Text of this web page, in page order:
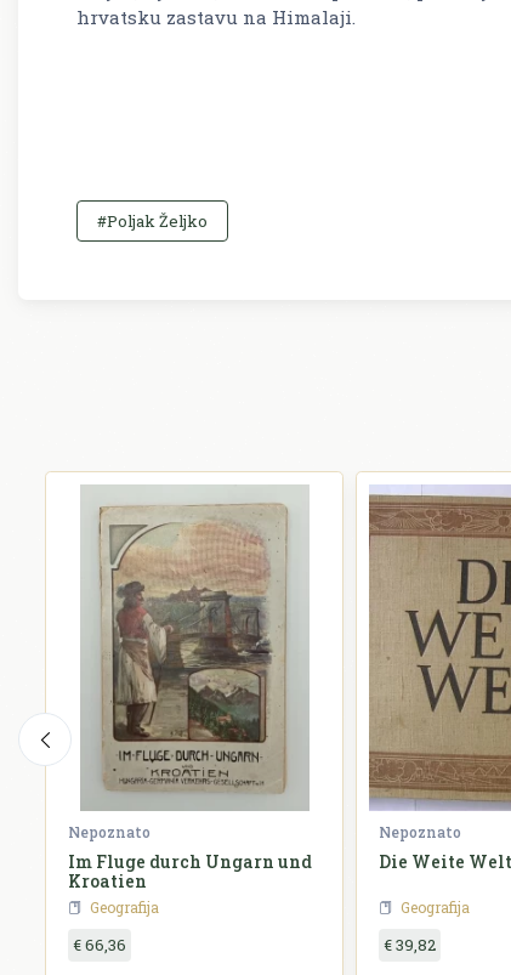
hr­vat­sku za­sta­vu na Hi­ma­la­ji.
#Poljak Željko
Nepoznato
Im Fluge durch Ungarn und
Kroatien
Geografija
€ 66,36
Nepoznato
Die Weite Welt
Geografija
€ 39,82